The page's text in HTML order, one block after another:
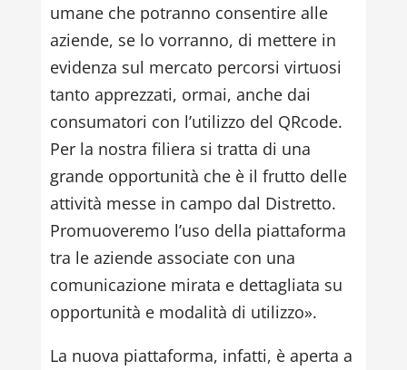
umane che potranno consentire alle
aziende, se lo vorranno, di mettere in
evidenza sul mercato percorsi virtuosi
tanto apprezzati, ormai, anche dai
consumatori con l’utilizzo del QRcode.
Per la nostra filiera si tratta di una
grande opportunità che è il frutto delle
attività messe in campo dal Distretto.
Promuoveremo l’uso della piattaforma
tra le aziende associate con una
comunicazione mirata e dettagliata su
opportunità e modalità di utilizzo».
La nuova piattaforma, infatti, è aperta a